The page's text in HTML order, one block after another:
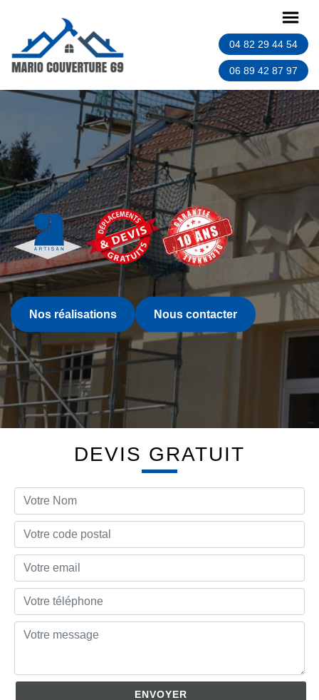
04 82 29 44 54
06 89 42 87 97
Nos réalisations Nous contacter
DEVIS GRATUIT